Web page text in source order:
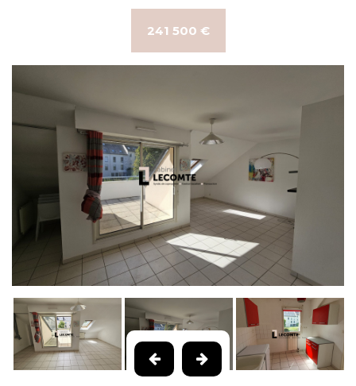
241 500 €